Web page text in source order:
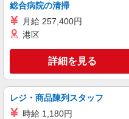
総合病院の清掃
月給 257,400円
港区
詳細を見る
レジ・商品陳列スタッフ
時給 1,180円